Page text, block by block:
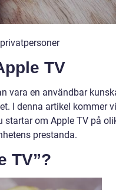
TV
vara en användbar
I denna artikel kommer
startar om Apple TV på
prestanda.
TV”?